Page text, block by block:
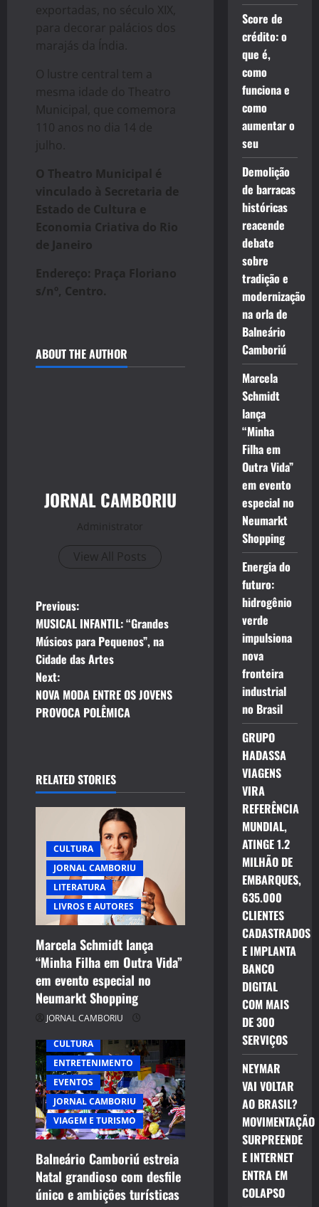
exportadas, no século XIX,
para decorar palácios dos
marajás da Índia.
O lustre central tem a
mesma idade do Theatro
Municipal, que comemora
110 anos no dia 14 de
julho.
O Theatro Municipal é
vinculado à Secretaria de
Estado de Cultura e
Economia Criativa do Rio
de Janeiro
Endereço: Praça Floriano
s/nº, Centro.
ABOUT THE AUTHOR
JORNAL CAMBORIU
Administrator
View All Posts
P
o
s
t
v
i
o
n
Previous:
MUSICAL INFANTIL: “Grandes
Músicos para Pequenos”, na
Cidade das Artes
Next:
NOVA MODA ENTRE OS JOVENS
PROVOCA POLÊMICA
RELATED STORIES
CULTURA
JORNAL CAMBORIU
LITERATURA
LIVROS E AUTORES
Marcela Schmidt lança
“Minha Filha em Outra Vida”
em evento especial no
Neumarkt Shopping
JORNAL CAMBORIU
CULTURA
ENTRETENIMENTO
EVENTOS
JORNAL CAMBORIU
VIAGEM E TURISMO
Balneário Camboriú estreia
Natal grandioso com desfile
único e ambições turísticas
Score de
crédito: o
que é,
como
funciona e
como
aumentar o
seu
Demolição
de barracas
históricas
reacende
debate
sobre
tradição e
modernização
na orla de
Balneário
Camboriú
Marcela
Schmidt
lança
“Minha
Filha em
Outra Vida”
em evento
especial no
Neumarkt
Shopping
Energia do
futuro:
hidrogênio
verde
impulsiona
nova
fronteira
industrial
no Brasil
GRUPO
HADASSA
VIAGENS
VIRA
REFERÊNCIA
MUNDIAL,
ATINGE 1.2
MILHÃO DE
EMBARQUES,
635.000
CLIENTES
CADASTRADOS
E IMPLANTA
BANCO
DIGITAL
COM MAIS
DE 300
SERVIÇOS
NEYMAR
VAI VOLTAR
AO BRASIL?
MOVIMENTAÇÃO
SURPREENDE
E INTERNET
ENTRA EM
COLAPSO